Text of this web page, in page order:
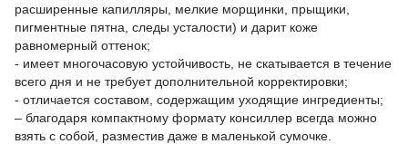
расширенные капилляры, мелкие морщинки, прыщики,
пигментные пятна, следы усталости) и дарит коже
равномерный оттенок;
- имеет многочасовую устойчивость, не скатывается в течение
всего дня и не требует дополнительной корректировки;
- отличается составом, содержащим уходящие ингредиенты;
– благодаря компактному формату консиллер всегда можно
взять с собой, разместив даже в маленькой сумочке.